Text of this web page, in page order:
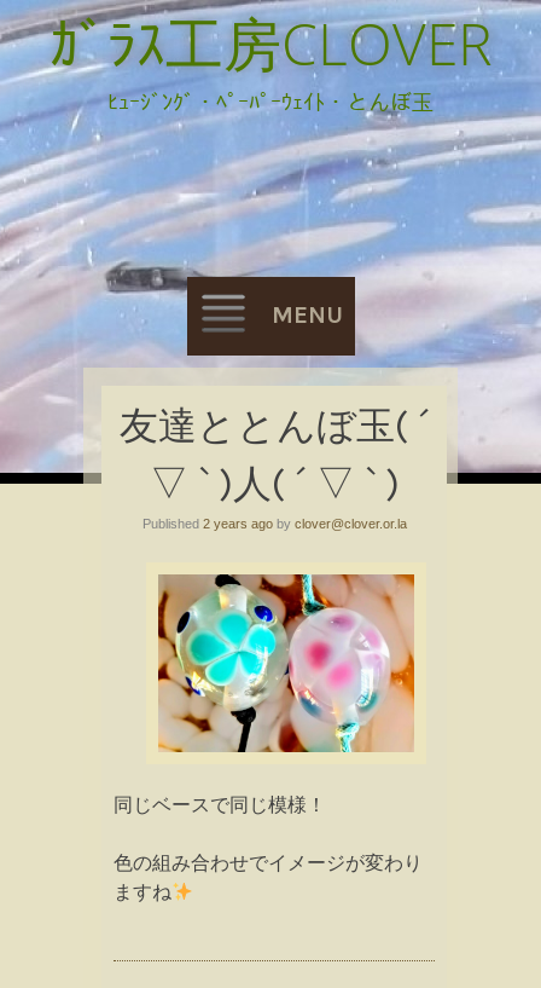
ｶﾞﾗｽ工房CLOVER
ﾋｭｰｼﾞﾝｸﾞ・ﾍﾟｰﾊﾟｰｳｪｲﾄ・とんぼ玉
MENU
Skip
to
content
友達ととんぼ玉( ´
▽ ` )人( ´ ▽ ` )
Published 2 years agoby clover@clover.or.la
同じベースで同じ模様！
色の組み合わせでイメージが変わり
ますね